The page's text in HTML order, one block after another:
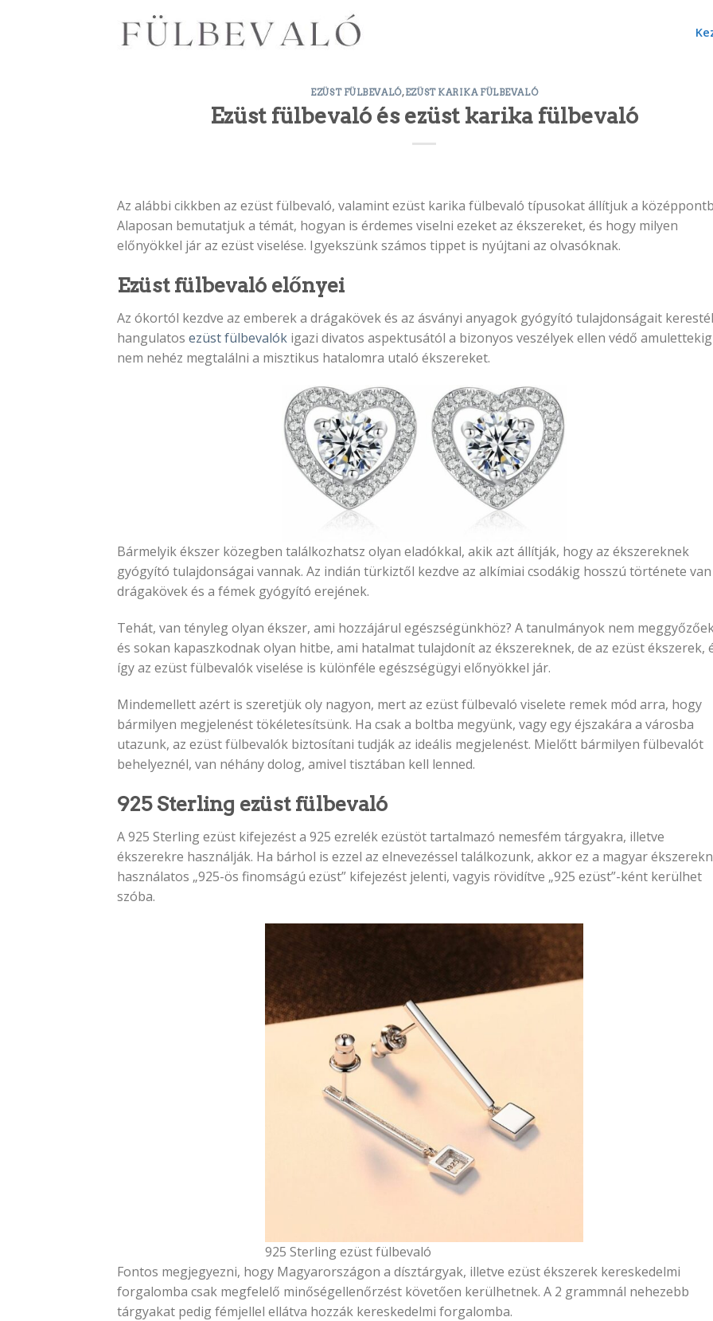
EZÜST FÜLBEVALÓ,EZÜST KARIKA FÜLBEVALÓ
Ezüst fülbevaló és ezüst karika fülbevaló
Az alábbi cikkben az ezüst fülbevaló, valamint ezüst karika fülbevaló típusokat állítjuk a
Alaposan bemutatjuk a témát, hogyan is érdemes viselni ezeket az ékszereket, és hogy milyen
előnyökkel jár az ezüst viselése. Igyekszünk számos tippet is nyújtani az olvasóknak.
Ezüst fülbevaló előnyei
Az ókortól kezdve az emberek a drágakövek és az ásványi anyagok gyógyító tulajdonságait
hangulatos ezüst fülbevalók igazi divatos aspektusától a bizonyos veszélyek ellen védő amulettekig
nem nehéz megtalálni a misztikus hatalomra utaló ékszereket.
Bármelyik ékszer közegben találkozhatsz olyan eladókkal, akik azt állítják, hogy az ékszereknek
gyógyító tulajdonságai vannak. Az indián türkiztől kezdve az alkímiai csodákig hosszú története van
drágakövek és a fémek gyógyító erejének.
Tehát, van tényleg olyan ékszer, ami hozzájárul egészségünkhöz? A tanulmányok nem
és sokan kapaszkodnak olyan hitbe, ami hatalmat tulajdonít az ékszereknek, de az ezüst ékszerek,
így az ezüst fülbevalók viselése is különféle egészségügyi előnyökkel jár.
Mindemellett azért is szeretjük oly nagyon, mert az ezüst fülbevaló viselete remek mód arra, hogy
bármilyen megjelenést tökéletesítsünk. Ha csak a boltba megyünk, vagy egy éjszakára a városba
utazunk, az ezüst fülbevalók biztosítani tudják az ideális megjelenést. Mielőtt bármilyen fülbevalót
behelyeznél, van néhány dolog, amivel tisztában kell lenned.
925 Sterling ezüst fülbevaló
A 925 Sterling ezüst kifejezést a 925 ezrelék ezüstöt tartalmazó nemesfém tárgyakra, illetve
ékszerekre használják. Ha bárhol is ezzel az elnevezéssel találkozunk, akkor ez a magyar
használatos „925-ös finomságú ezüst” kifejezést jelenti, vagyis rövidítve „925 ezüst”-ként kerülhet
szóba.
925 Sterling ezüst fülbevaló
Fontos megjegyezni, hogy Magyarországon a dísztárgyak, illetve ezüst ékszerek kereskedelmi
forgalomba csak megfelelő minőségellenőrzést követően kerülhetnek. A 2 grammnál nehezebb
tárgyakat pedig fémjellel ellátva hozzák kereskedelmi forgalomba.